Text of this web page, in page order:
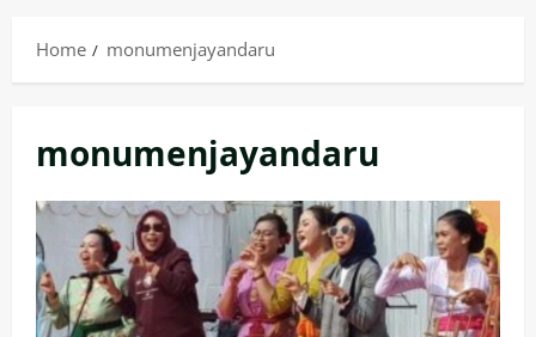
Home monumenjayandaru
monumenjayandaru